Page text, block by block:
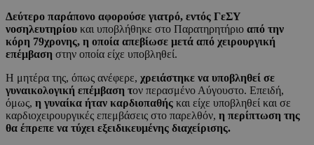
Δεύτερο παράπονο αφορούσε γιατρό, εντός ΓεΣΥ
νοσηλευτηρίου και υποβλήθηκε στο Παρατηρητήριο από την
κόρη 79χρονης, η οποία απεβίωσε μετά από χειρουργική
επέμβαση στην οποία είχε υποβληθεί.
Η μητέρα της, όπως ανέφερε, χρειάστηκε να υποβληθεί σε
γυναικολογική επέμβαση τον περασμένο Αύγουστο. Επειδή,
όμως, η γυναίκα ήταν καρδιοπαθής και είχε υποβληθεί και σε
καρδιοχειρουργικές επεμβάσεις στο παρελθόν, η περίπτωση της
θα έπρεπε να τύχει εξειδικευμένης διαχείρισης.